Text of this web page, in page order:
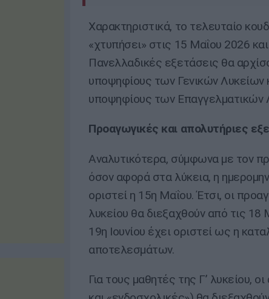
Χαρακτηριστικά, το τελευταίο
«χτυπήσει» στις 15 Μαΐου 2026
Πανελλαδικές εξετάσεις θα
υποψηφίους των Γενικών Λυκείων
υποψηφίους των Επαγγελματικών
Προαγωγικές και απολυτήριες
Αναλυτικότερα, σύμφωνα με τον
όσον αφορά στα λύκεια, η
οριστεί η 15η Μαΐου. Έτσι, οι
λυκείου θα διεξαχθούν από τις
19η Ιουνίου έχει οριστεί ως η
αποτελεσμάτων.
Για τους μαθητές της Γ’ λυκείου,